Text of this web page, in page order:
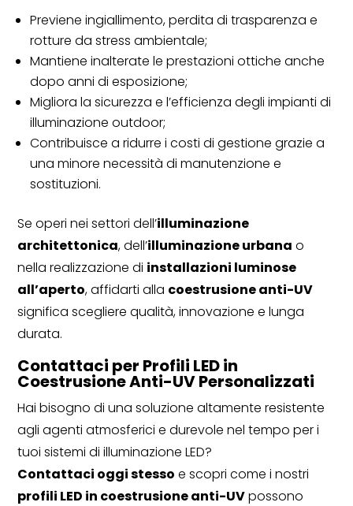
Previene ingiallimento, perdita di trasparenza e
rotture da stress ambientale;
Mantiene inalterate le prestazioni ottiche anche
dopo anni di esposizione;
Migliora la sicurezza e l’efficienza degli impianti di
illuminazione outdoor;
Contribuisce a ridurre i costi di gestione grazie a
una minore necessità di manutenzione e
sostituzioni.
Se operi nei settori dell’illuminazione
architettonica, dell’illuminazione urbana o
nella realizzazione di installazioni luminose
all’aperto, affidarti alla coestrusione anti-UV
significa scegliere qualità, innovazione e lunga
durata.
Contattaci per Profili LED in
Coestrusione Anti-UV Personalizzati
Hai bisogno di una soluzione altamente resistente
agli agenti atmosferici e durevole nel tempo per i
tuoi sistemi di illuminazione LED?
Contattaci oggi stesso e scopri come i nostri
profili LED in coestrusione anti-UVpossono